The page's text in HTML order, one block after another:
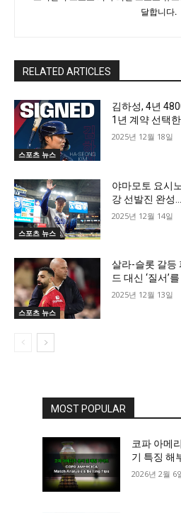
달합니다.
RELATED ARTICLES
스포츠 뉴스
김하성, 4년
1년 계약 선택
2025년 12월 18일
스포츠 뉴스
야마모토 요시
강 선발진 완성
2025년 12월 14일
스포츠 뉴스
살라-슬롯 갈등
드 대신 ‘질서’
2025년 12월 13일
MOST POPULAR
코파 아메
기 특징 해
2026년 2월 6